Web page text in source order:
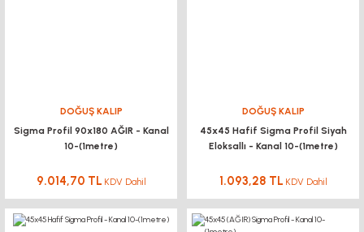
DOĞUŞ KALIP
Sigma Profil 90x180 AĞIR - Kanal
10-(1metre)
9.014,70 TL KDV Dahil
DOĞUŞ KALIP
45x45 Hafif Sigma Profil Siyah
Eloksallı - Kanal 10-(1metre)
1.093,28 TL KDV Dahil